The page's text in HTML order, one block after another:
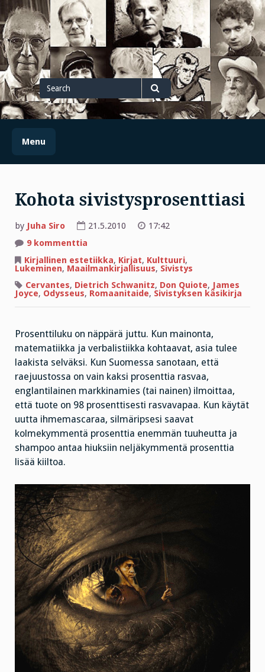
Skip
to
content
Search
for
Search
Menu
Kohota sivistysprosenttiasi
by Juha Siro 21.5.2010
17:42
9 kommenttia
sivistysprosenttiasi
Kirjallinen estetiikka, Kirjat, Kulttuuri,
Lukeminen, Maailmankirjallisuus, Sivistys
Cervantes, Dietrich Schwanitz, Don Quiote, James
Joyce, Odysseus, Romaanitaide, Sivistyksen käsikirja
Prosenttiluku on näppärä juttu. Kun mainonta,
matematiikka ja verbalistiikka kohtaavat, asia tulee
laakista selväksi. Kun Suomessa sanotaan, että
raejuustossa on vain kaksi prosenttia rasvaa,
englantilainen markkinamies (tai nainen) ilmoittaa,
että tuote on 98 prosenttisesti rasvavapaa. Kun käytät
uutta ihmemascaraa, silmäripsesi saavat
kolmekymmentä prosenttia enemmän tuuheutta ja
shampoo antaa hiuksiin neljäkymmentä prosenttia
lisää kiiltoa.